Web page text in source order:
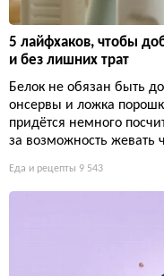
5 лайфхаков, чтобы
и без лишних трат
Белок не обязан быть
онсервы и ложка
придётся немного
за возможность жевать
Еда и рецепты 9 543